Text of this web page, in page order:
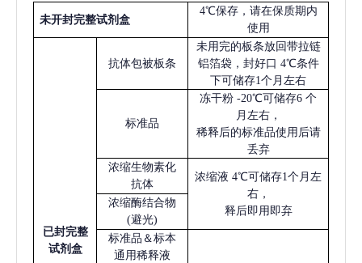
未开封完整试剂盒
4℃保存，请在保质期内
使用
已封完整
试剂盒
抗体包被板条
未用完的板条放回带拉链
铝箔袋，封好口 4℃条件
下可储存1个月左右
标准品
冻干粉 -20℃可储存6 个
月左右，
稀释后的标准品使用后请
丢弃
浓缩生物素化
抗体
浓缩液 4℃可储存1个月左
右，
释后即用即弃
浓缩酶结合物
(避光)
标准品＆标本
通用稀释液